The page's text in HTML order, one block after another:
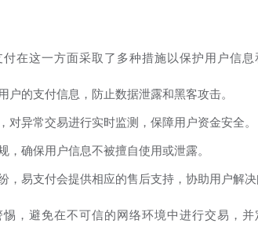
在这一方面采取了多种措施以保护用户信息
户的支付信息，防止数据泄露和黑客攻击。
对异常交易进行实时监测，保障用户资金安全。
，确保用户信息不被擅自使用或泄露。
，易支付会提供相应的售后支持，协助用户解决
，避免在不可信的网络环境中进行交易，